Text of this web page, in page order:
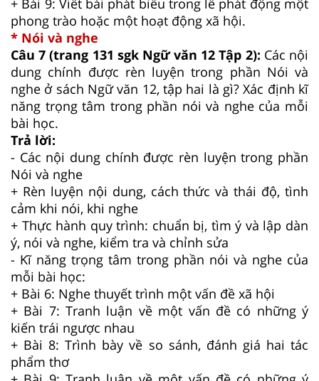
phong trào hoặc một hoạt động xã hội.
* Nói và nghe
Câu 7 (trang 131 sgk Ngữ văn 12 Tập 2): Các nội
dung chính được rèn luyện trong phần Nói và
nghe ở sách Ngữ văn 12, tập hai là gì? Xác định kĩ
năng trọng tâm trong phần nói và nghe của mỗi
bài học.
Trả lời:
- Các nội dung chính được rèn luyện trong phần
Nói và nghe
+ Rèn luyện nội dung, cách thức và thái độ, tình
cảm khi nói, khi nghe
+ Thực hành quy trình: chuẩn bị, tìm ý và lập dàn
ý, nói và nghe, kiểm tra và chỉnh sửa
- Kĩ năng trọng tâm trong phần nói và nghe của
mỗi bài học:
+ Bài 6: Nghe thuyết trình một vấn đề xã hội
+ Bài 7: Tranh luận về một vấn đề có những ý
kiến trái ngược nhau
+ Bài 8: Trình bày về so sánh, đánh giá hai tác
phẩm thơ